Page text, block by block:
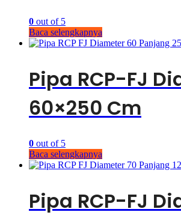
0 out of 5
Baca selengkapnya
Pipa RCP-FJ
60×250 Cm
0 out of 5
Baca selengkapnya
Pipa RCP-FJ